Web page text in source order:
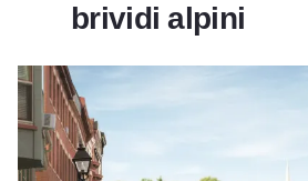
brividi alpini